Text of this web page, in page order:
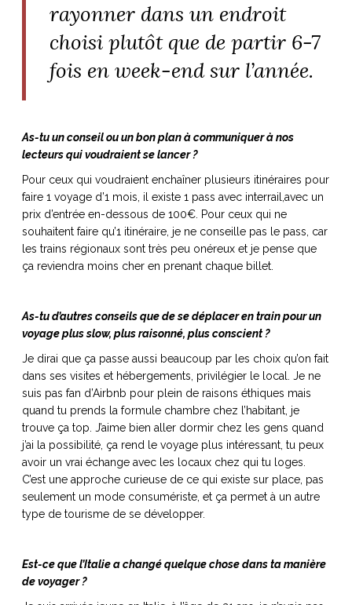
rayonner dans un endroit
choisi plutôt que de partir 6-7
fois en week-end sur l’année.
As-tu un conseil ou un bon plan à communiquer à nos
lecteurs qui voudraient se lancer ?
Pour ceux qui voudraient enchaîner plusieurs itinéraires pour
faire 1 voyage d’1 mois, il existe 1 pass avec interrail,avec un
prix d’entrée en-dessous de 100€. Pour ceux qui ne
souhaitent faire qu’1 itinéraire, je ne conseille pas le pass, car
les trains régionaux sont très peu onéreux et je pense que
ça reviendra moins cher en prenant chaque billet.
As-tu d’autres conseils que de se déplacer en train pour un
voyage plus slow, plus raisonné, plus conscient ?
Je dirai que ça passe aussi beaucoup par les choix qu’on fait
dans ses visites et hébergements, privilégier le local. Je ne
suis pas fan d’Airbnb pour plein de raisons éthiques mais
quand tu prends la formule chambre chez l’habitant, je
trouve ça top. J’aime bien aller dormir chez les gens quand
j’ai la possibilité, ça rend le voyage plus intéressant, tu peux
avoir un vrai échange avec les locaux chez qui tu loges.
C’est une approche curieuse de ce qui existe sur place, pas
seulement un mode consumériste, et ça permet à un autre
type de tourisme de se développer.
Est-ce que l’Italie a changé quelque chose dans ta manière
de voyager ?